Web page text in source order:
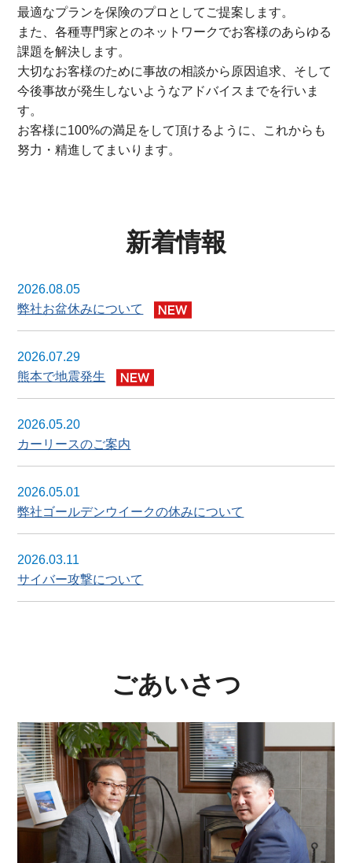
最適なプランを保険のプロとしてご提案します。
また、各種専門家とのネットワークでお客様のあらゆる
課題を解決します。
大切なお客様のために事故の相談から原因追求、そして
今後事故が発生しないようなアドバイスまでを行いま
す。
お客様に100%の満足をして頂けるように、これからも
努力・精進してまいります。
新着情報
2026.08.05
弊社お盆休みについて
2026.07.29
熊本で地震発生
2026.05.20
カーリースのご案内
2026.05.01
弊社ゴールデンウイークの休みについて
2026.03.11
サイバー攻撃について
ごあいさつ